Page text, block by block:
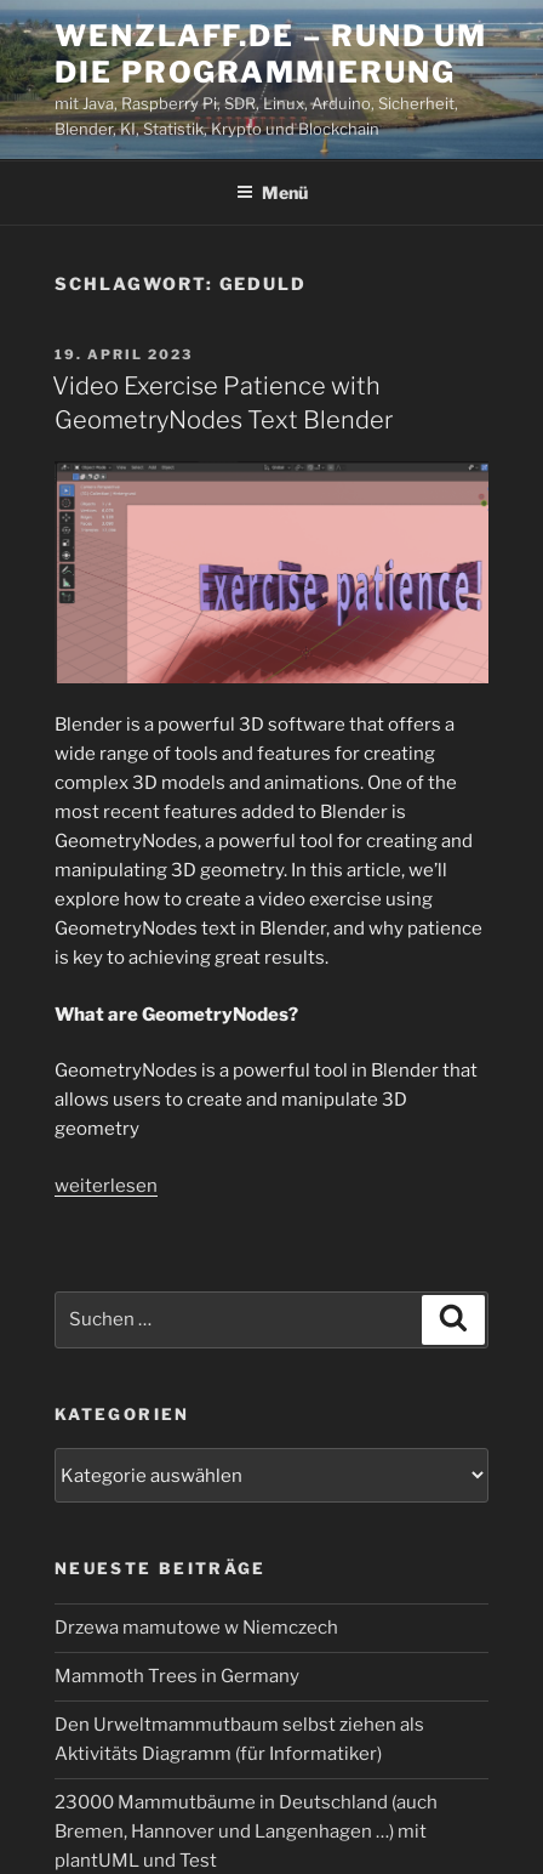
Zum
Inhalt
springen
WENZLAFF.DE – RUND UM
DIE PROGRAMMIERUNG
mit Java, Raspberry Pi, SDR, Linux, Arduino, Sicherheit,
Blender, KI, Statistik, Krypto und Blockchain
Menü
SCHLAGWORT: GEDULD
VERÖFFENTLICHT
AM
19. APRIL 2023
Video Exercise Patience with
GeometryNodes Text Blender
Blender is a powerful 3D software that offers a
wide range of tools and features for creating
complex 3D models and animations. One of the
most recent features added to Blender is
GeometryNodes, a powerful tool for creating and
manipulating 3D geometry. In this article, we’ll
explore how to create a video exercise using
GeometryNodes text in Blender, and why patience
is key to achieving great results.
What are GeometryNodes?
GeometryNodes is a powerful tool in Blender that
allows users to create and manipulate 3D
geometry
„Video
GeometryNodes
Text
weiterlesen
KATEGORIEN
NEUESTE BEITRÄGE
Drzewa mamutowe w Niemczech
Mammoth Trees in Germany
Den Urweltmammutbaum selbst ziehen als
Aktivitäts Diagramm (für Informatiker)
23000 Mammutbäume in Deutschland (auch
Bremen, Hannover und Langenhagen …) mit
plantUML und Test